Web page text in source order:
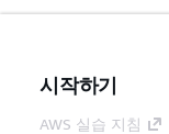
시작하기
AWS 실습 지침